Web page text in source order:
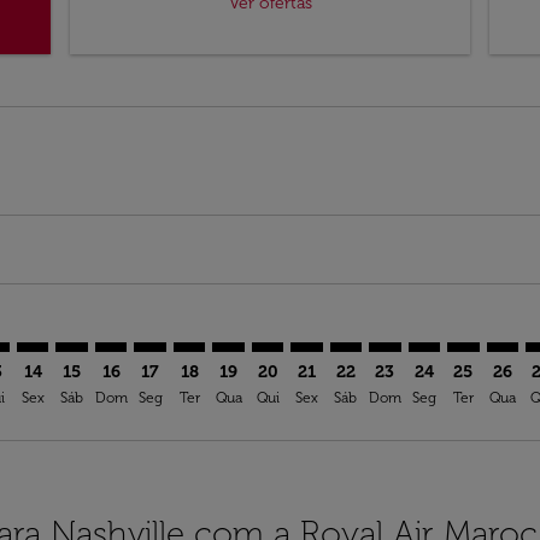
14
Sex
15
Sáb
16
Dom
17
Seg
18
Ter
19
Qua
20
Qui
EUN–BNA: cmp-view-
21
Sex
EUN–BNA: cmp-view-
22
Sáb
EUN–BNA: cmp-
23
Dom
EUN–BNA:
24
Seg
25
Ter
26
Qua